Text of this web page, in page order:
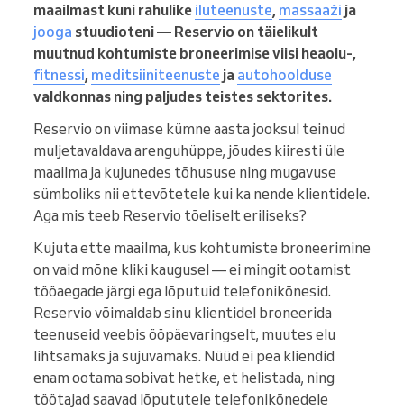
maailmast kuni rahulike iluteenuste, massaaži ja
jooga stuudioteni — Reservio on täielikult
muutnud kohtumiste broneerimise viisi heaolu-,
fitnessi, meditsiiniteenuste ja autohoolduse
valdkonnas ning paljudes teistes sektorites.
Reservio on viimase kümne aasta jooksul teinud
muljetavaldava arenguhüppe, jõudes kiiresti üle
maailma ja kujunedes tõhususe ning mugavuse
sümboliks nii ettevõtetele kui ka nende klientidele.
Aga mis teeb Reservio tõeliselt eriliseks?
Kujuta ette maailma, kus kohtumiste broneerimine
on vaid mõne kliki kaugusel — ei mingit ootamist
tööaegade järgi ega lõputuid telefonikõnesid.
Reservio võimaldab sinu klientidel broneerida
teenuseid veebis ööpäevaringselt, muutes elu
lihtsamaks ja sujuvamaks. Nüüd ei pea kliendid
enam ootama sobivat hetke, et helistada, ning
töötajad saavad lõpututele telefonikõnedele